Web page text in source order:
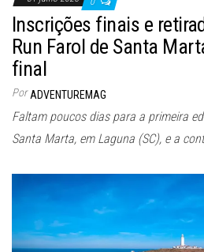
Inscrições finais e
Run Farol de Santa
final
Por ADVENTUREMAG
Faltam poucos dias para a primeira
Santa Marta, em Laguna (SC), e a